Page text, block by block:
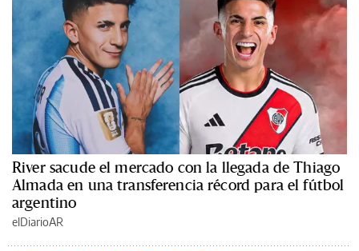
River sacude el mercado con la llegada de Thiago
Almada en una transferencia récord para el fútbol
argentino
elDiarioAR